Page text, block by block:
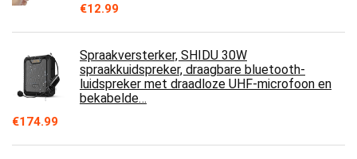
€12.99
Spraakversterker, SHIDU 30W
spraakkuidspreker, draagbare bluetooth-
luidspreker met draadloze UHF-microfoon en
bekabelde…
€174.99